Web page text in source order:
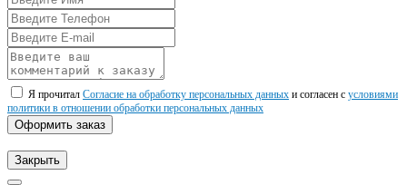
Я прочитал Согласие на обработку персональных данных и согласен с условиями
политики в отношении обработки персональных данных
Оформить заказ
Закрыть